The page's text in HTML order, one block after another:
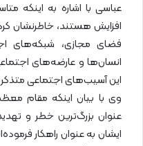
عباسی با اشاره به اینکه
افزایش هستند، خاطرنشان
فضای مجازی، شبکه‌های
انسان‌ها و عارضه‌های
این آسیب‌های اجتماعی
وی با بیان اینکه مقام
عنوان بزرگ‌ترین خطر و
ایشان به عنوان راهکار